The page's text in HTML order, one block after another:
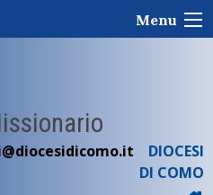
Menu
DIOCESI
DI COMO